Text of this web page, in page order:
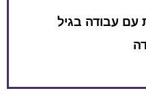
עם עבודה בגיל